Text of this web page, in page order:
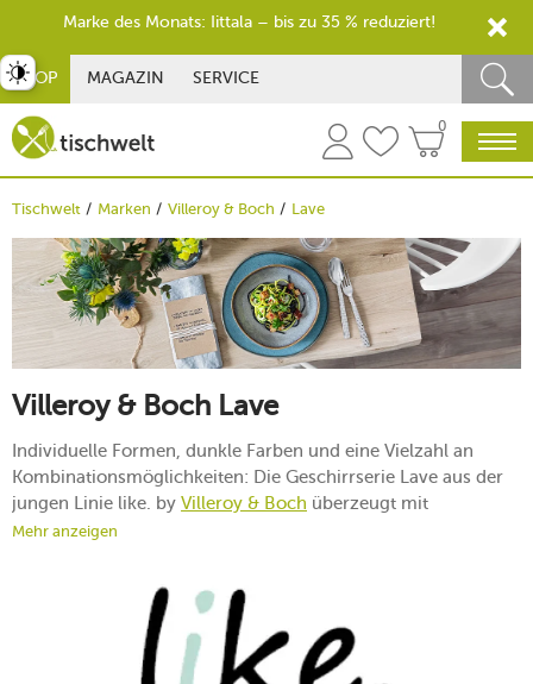
SHOP MAGAZIN SERVICE
0
Tischwelt Marken Villeroy & Boch Lave
Villeroy & Boch Lave
Individuelle Formen, dunkle Farben und eine Vielzahl an
Kombinationsmöglichkeiten: Die Geschirrserie Lave aus der
jungen Linie like. by Villeroy & Boch überzeugt mit
exzellentem Steingut, das auf jedem Esstisch seinen Platz
einen außergewöhnlichen Blickfang auf jeder gedeckten
Tafel. Lassen Sie sich von dunklen Farben und einem
extravaganten Design inspirieren.
Mehr anzeigen
umschalten
Marke des Monats: Iittala – bis zu 35 % reduziert!